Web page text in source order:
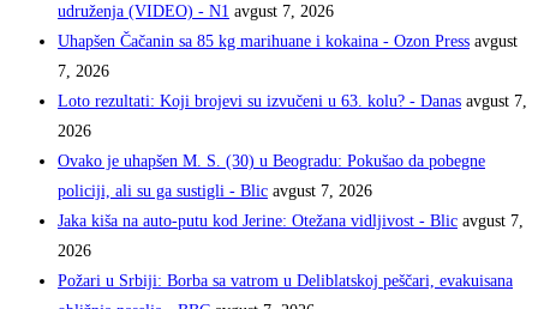
udruženja (VIDEO) - N1 avgust 7, 2026
Uhapšen Čačanin sa 85 kg marihuane i kokaina - Ozon Press avgust
7, 2026
Loto rezultati: Koji brojevi su izvučeni u 63. kolu? - Danas avgust 7,
2026
Ovako je uhapšen M. S. (30) u Beogradu: Pokušao da pobegne
policiji, ali su ga sustigli - Blic avgust 7, 2026
Jaka kiša na auto-putu kod Jerine: Otežana vidljivost - Blic avgust 7,
2026
Požari u Srbiji: Borba sa vatrom u Deliblatskoj peščari, evakuisana